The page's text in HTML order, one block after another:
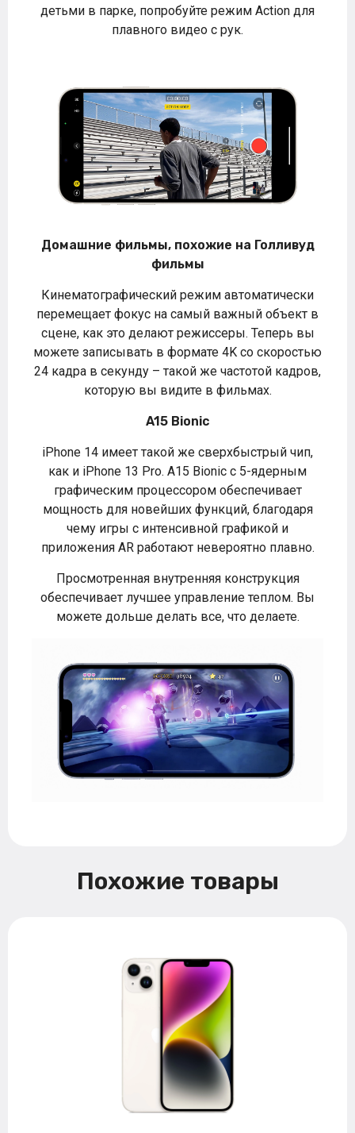
детьми в парке, попробуйте режим Action для
плавного видео с рук.
Домашние фильмы, похожие на Голливуд
фильмы
Кинематографический режим автоматически
перемещает фокус на самый важный объект в
сцене, как это делают режиссеры. Теперь вы
можете записывать в формате 4K со скоростью
24 кадра в секунду – такой же частотой кадров,
которую вы видите в фильмах.
A15 Bionic
iPhone 14 имеет такой же сверхбыстрый чип,
как и iPhone 13 Pro. A15 Bionic с 5-ядерным
графическим процессором обеспечивает
мощность для новейших функций, благодаря
чему игры с интенсивной графикой и
приложения AR работают невероятно плавно.
Просмотренная внутренняя конструкция
обеспечивает лучшее управление теплом. Вы
можете дольше делать все, что делаете.
Похожие товары